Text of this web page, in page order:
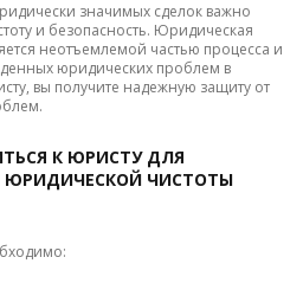
значимых сделок важно
и безопасность. Юридическая
неотъемлемой частью процесса и
юридических проблем в
вы получите надежную защиту от
К ЮРИСТУ ДЛЯ
ЮРИДИЧЕСКОЙ ЧИСТОТЫ